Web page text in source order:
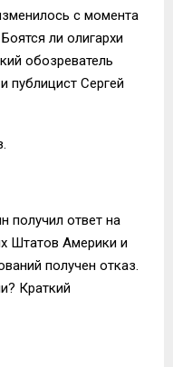
с момента
ли олигархи
обозреватель
публицист Сергей
получил ответ на
Штатов Америки и
получен отказ.
Краткий